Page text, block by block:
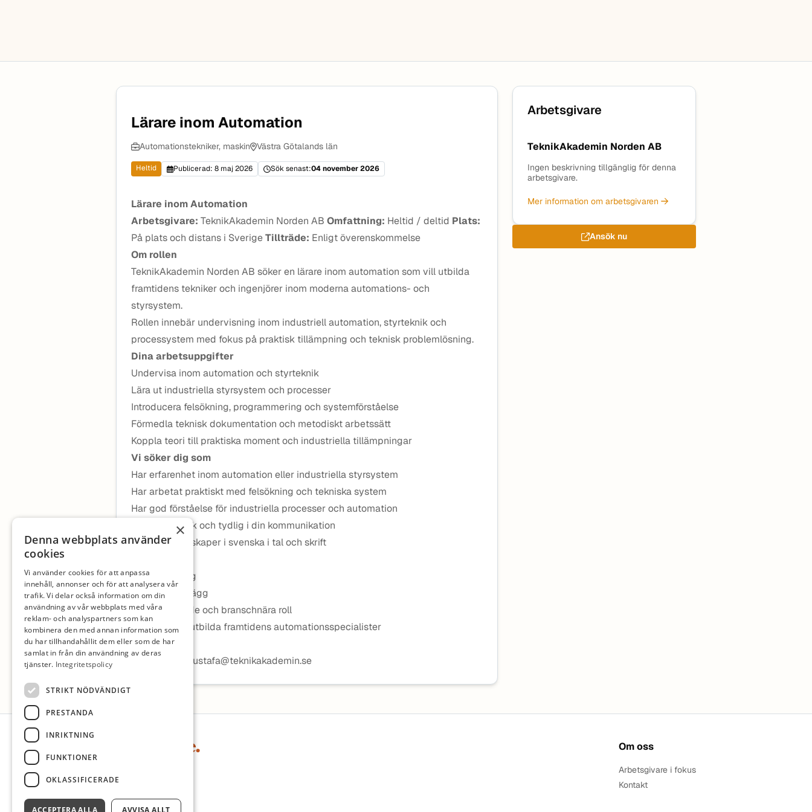
Lärare inom Automation
Automationstekniker, maskin Västra Götalands län
Heltid Publicerad: 8 maj 2026 Sök senast:04 november 2026
Lärare inom Automation
Arbetsgivare: TeknikAkademin Norden AB Omfattning: Heltid / deltid Plats:
På plats och distans i SverigeTillträde: Enligt överenskommelse
Om rollen
TeknikAkademin Norden AB söker en lärare inom automation som vill utbilda
framtidens tekniker och ingenjörer inom moderna automations- och
styrsystem.
Rollen innebär undervisning inom industriell automation, styrteknik och
processystem med fokus på praktisk tillämpning och teknisk problemlösning.
Dina arbetsuppgifter
Undervisa inom automation och styrteknik
Lära ut industriella styrsystem och processer
Introducera felsökning, programmering och systemförståelse
Förmedla teknisk dokumentation och metodiskt arbetssätt
Koppla teori till praktiska moment och industriella tillämpningar
Vi söker dig som
Har erfarenhet inom automation eller industriella styrsystem
Har arbetat praktiskt med felsökning och tekniska system
Har god förståelse för industriella processer och automation
Är pedagogisk och tydlig i din kommunikation
Har goda kunskaper i svenska i tal och skrift
Hög ersättning
Flexibelt upplägg
En utvecklande och branschnära roll
Möjlighet att utbilda framtidens automationsspecialister
Kontakt
malcolm.mustafa@teknikakademin.se
Arbetsgivare
TeknikAkademin Norden AB
Ingen beskrivning tillgänglig för denna
arbetsgivare.
Mer information om arbetsgivaren
Ansök nu
Sidfot
Om oss
Arbetsgivare i fokus
Kontakt
×
Denna webbplats använder
cookies
Vi använder cookies för att anpassa
innehåll, annonser och för att analysera vår
trafik. Vi delar också information om din
användning av vår webbplats med våra
reklam- och analyspartners som kan
kombinera den med annan information som
du har tillhandahållit dem eller som de har
samlat in från din användning av deras
tjänster. Integritetspolicy
STRIKT NÖDVÄNDIGT
PRESTANDA
INRIKTNING
FUNKTIONER
OKLASSIFICERADE
ACCEPTERA ALLA AVVISA ALLT